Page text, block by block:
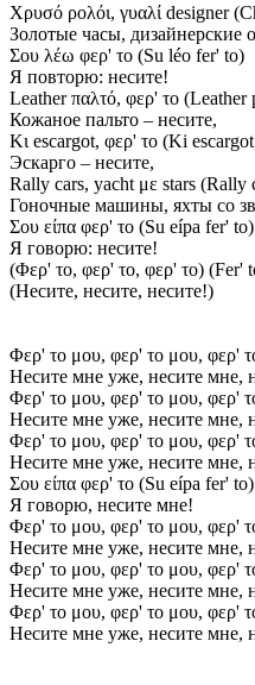
Χρυσό ρολόι, γυαλί designer
Золотые часы, дизайнерские
Σου λέω φερ' το (Su léo fer' to)
Я повторю: несите!
Leather παλτό, φερ' το (Leather
Кожаное пальто – несите,
Κι escargot, φερ' το (Ki
Эскарго – несите,
Rally cars, yacht με stars (Rally
Гоночные машины, яхты со
Σου είπα φερ' το (Su eípa fer' to)
Я говорю: несите!
(Φερ' το, φερ' το, φερ' το) (Fer'
(Несите, несите, несите!)
Φερ' το μου, φερ' το μου, φερ'
Несите мне уже, несите мне,
Φερ' το μου, φερ' το μου, φερ'
Несите мне уже, несите мне,
Φερ' το μου, φερ' το μου, φερ'
Несите мне уже, несите мне,
Σου είπα φερ' το (Su eípa fer' to)
Я говорю, несите мне!
Φερ' το μου, φερ' το μου, φερ'
Несите мне уже, несите мне,
Φερ' το μου, φερ' το μου, φερ'
Несите мне уже, несите мне,
Φερ' το μου, φερ' το μου, φερ'
Несите мне уже, несите мне,